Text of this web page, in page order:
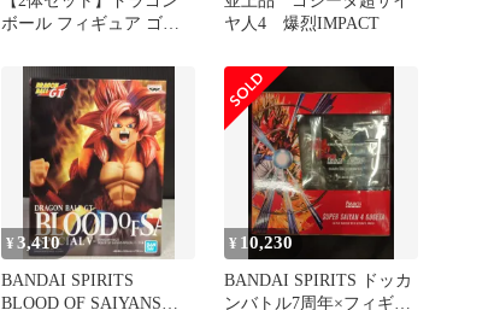
ボール フィギュア ゴジ
イヤ人4
ヤ人4 爆烈IMPACT
¥3,410
BANDAI SPIRITS
BLOOD OF SAIYANS
¥ 10,230
BANDAI SPIRITS ドッカ
ンバトル7周年×フィギュ